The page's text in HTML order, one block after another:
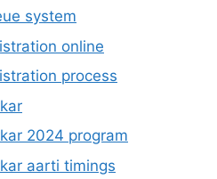
system
online
process
2024 program
aarti timings